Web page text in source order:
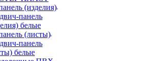
(изделия)
панель
белые
(листы)
панель
белые